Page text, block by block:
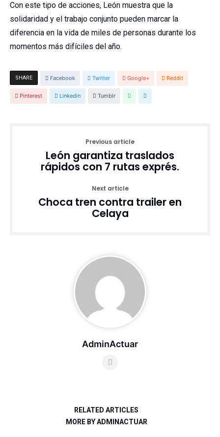
Con este tipo de acciones, León muestra que la
solidaridad y el trabajo conjunto pueden marcar la
diferencia en la vida de miles de personas durante los
momentos más difíciles del año.
SHARE Facebook Twitter Google+ Reddit
Pinterest Linkedin Tumblr
Previous article
León garantiza traslados
rápidos con 7 rutas exprés.
Next article
Choca tren contra trailer en
Celaya
AdminActuar
RELATED ARTICLES
MORE BY ADMINACTUAR